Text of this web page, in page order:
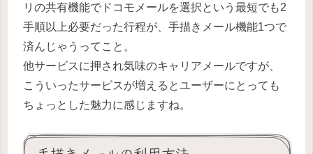
リの共有機能でドコモメールを選択という最短でも2
手順以上必要だった行程が、手描きメール機能1つで
済んじゃうってこと。
他サービスに押され気味のキャリアメールですが、
こういったサービスが増えるとユーザーにとっても
ちょっとした魅力に感じますね。